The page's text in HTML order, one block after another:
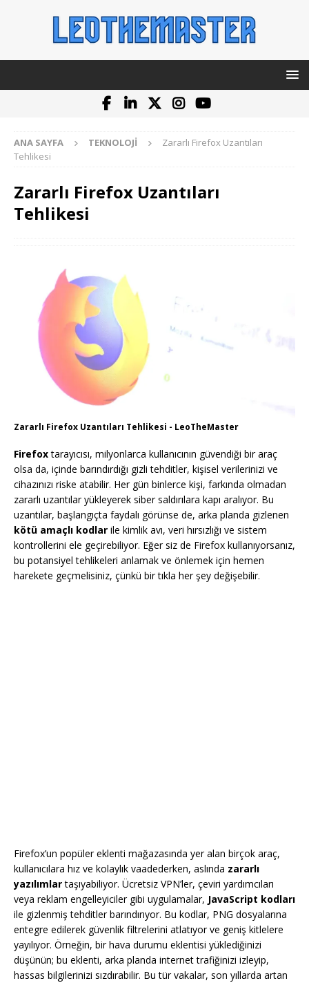
ANA SAYFA TEKNOLOJI
Zararlı Firefox Uzantıları
Tehlikesi
Zararlı Firefox Uzantıları
Tehlikesi
Zararlı Firefox Uzantıları Tehlikesi - LeoTheMaster
Firefoxtarayıcısı, milyonlarca kullanıcının güvendiği bir araç
olsa da, içinde barındırdığı gizli tehditler, kişisel verilerinizi ve
cihazınızı riske atabilir. Her gün binlerce kişi, farkında olmadan
zararlı uzantılar yükleyerek siber saldırılara kapı aralıyor. Bu
uzantılar, başlangıçta faydalı görünse de, arka planda gizlenen
kötü amaçlı kodlar ile kimlik avı, veri hırsızlığı ve sistem
kontrollerini ele geçirebiliyor. Eğer siz de Firefox kullanıyorsanız,
bu potansiyel tehlikeleri anlamak ve önlemek için hemen
harekete geçmelisiniz, çünkü bir tıkla her şey değişebilir.
Firefox’un popüler eklenti mağazasında yer alan birçok araç,
kullanıcılara hız ve kolaylık vaadederken, aslında zararlı
yazılımlartaşıyabiliyor. Ücretsiz VPN’ler, çeviri yardımcıları
veya reklam engelleyiciler gibi uygulamalar, JavaScript kodları
ile gizlenmiş tehditler barındırıyor. Bu kodlar, PNG dosyalarına
entegre edilerek güvenlik filtrelerini atlatıyor ve geniş kitlelere
yayılıyor. Örneğin, bir hava durumu eklentisi yüklediğinizi
düşünün; bu eklenti, arka planda internet trafiğinizi izleyip,
hassas bilgilerinizi sızdırabilir. Bu tür vakalar, son yıllarda artan